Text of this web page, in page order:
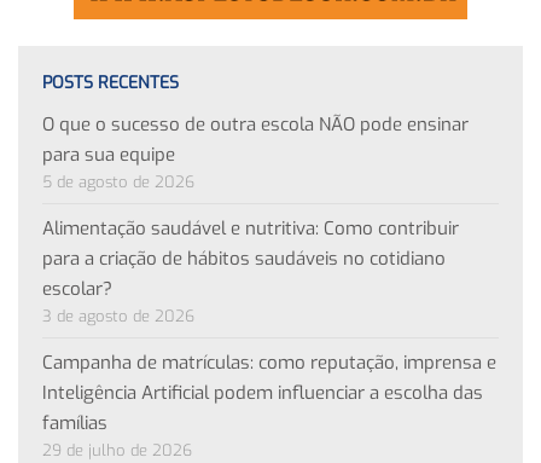
POSTS RECENTES
O que o sucesso de outra escola NÃO pode ensinar
para sua equipe
5 de agosto de 2026
Alimentação saudável e nutritiva: Como contribuir
para a criação de hábitos saudáveis no cotidiano
escolar?
3 de agosto de 2026
Campanha de matrículas: como reputação, imprensa e
Inteligência Artificial podem influenciar a escolha das
famílias
29 de julho de 2026